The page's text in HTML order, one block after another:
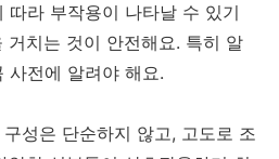
따라 부작용이 나타날 수 있기
거치는 것이 안전해요. 특히 알
사전에 알려야 해요.
성은 단순하지 않고, 고도로 조